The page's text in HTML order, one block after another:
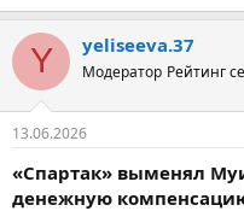
Y yeliseeva.37
Модератор Рейтинг
13.06.2026
«Спартак» выменял
денежную